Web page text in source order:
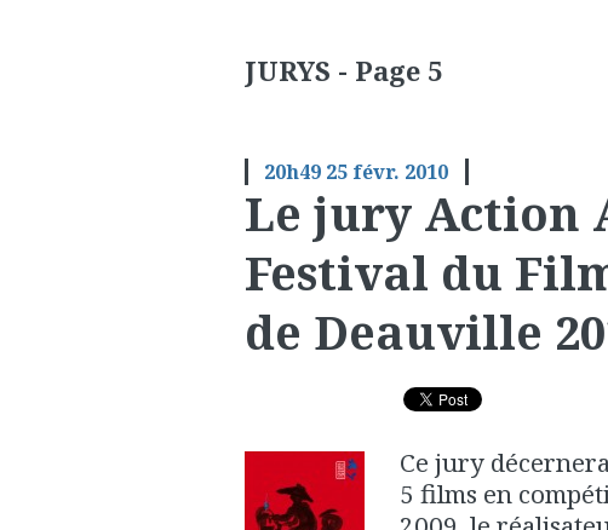
JURYS - Page 5
20h49 25 févr. 2010
Le jury Action
Festival du
de Deauville
Ce jury
5 films en